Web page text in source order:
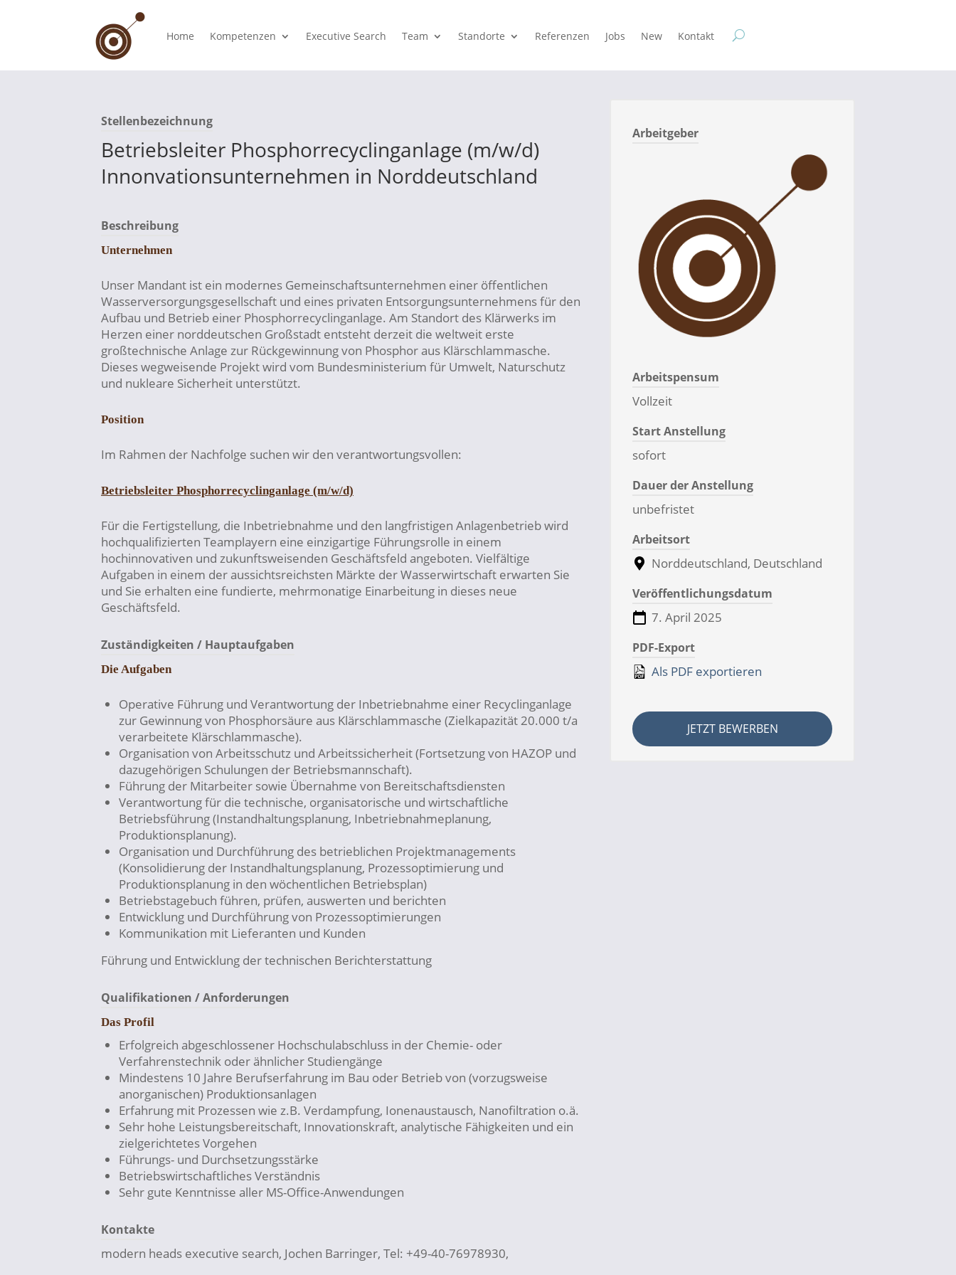
Home Kompetenzen Executive Search Team Standorte Referenzen Jobs New Kontakt
Stellenbezeichnung
Betriebsleiter Phosphorrecyclinganlage (m/w/d)
Innonvationsunternehmen in Norddeutschland
Beschreibung
Unternehmen
Unser Mandant ist ein modernes Gemeinschaftsunternehmen einer öffentlichen
Wasserversorgungsgesellschaft und eines privaten Entsorgungsunternehmens für den
Aufbau und Betrieb einer Phosphorrecyclinganlage. Am Standort des Klärwerks im
Herzen einer norddeutschen Großstadt entsteht derzeit die weltweit erste
großtechnische Anlage zur Rückgewinnung von Phosphor aus Klärschlammasche.
Dieses wegweisende Projekt wird vom Bundesministerium für Umwelt, Naturschutz
und nukleare Sicherheit unterstützt.
Position
Im Rahmen der Nachfolge suchen wir den verantwortungsvollen:
Betriebsleiter Phosphorrecyclinganlage (m/w/d)
Für die Fertigstellung, die Inbetriebnahme und den langfristigen Anlagenbetrieb wird
hochqualifizierten Teamplayern eine einzigartige Führungsrolle in einem
hochinnovativen und zukunftsweisenden Geschäftsfeld angeboten. Vielfältige
Aufgaben in einem der aussichtsreichsten Märkte der Wasserwirtschaft erwarten Sie
und Sie erhalten eine fundierte, mehrmonatige Einarbeitung in dieses neue
Geschäftsfeld.
Zuständigkeiten / Hauptaufgaben
Die Aufgaben
Operative Führung und Verantwortung der Inbetriebnahme einer Recyclinganlage
zur Gewinnung von Phosphorsäure aus Klärschlammasche (Zielkapazität 20.000 t/a
verarbeitete Klärschlammasche).
Organisation von Arbeitsschutz und Arbeitssicherheit (Fortsetzung von HAZOP und
dazugehörigen Schulungen der Betriebsmannschaft).
Führung der Mitarbeiter sowie Übernahme von Bereitschaftsdiensten
Verantwortung für die technische, organisatorische und wirtschaftliche
Betriebsführung (Instandhaltungsplanung, Inbetriebnahmeplanung,
Produktionsplanung).
Organisation und Durchführung des betrieblichen Projektmanagements
(Konsolidierung der Instandhaltungsplanung, Prozessoptimierung und
Produktionsplanung in den wöchentlichen Betriebsplan)
Betriebstagebuch führen, prüfen, auswerten und berichten
Entwicklung und Durchführung von Prozessoptimierungen
Kommunikation mit Lieferanten und Kunden
Führung und Entwicklung der technischen Berichterstattung
Qualifikationen / Anforderungen
Das Profil
Erfolgreich abgeschlossener Hochschulabschluss in der Chemie- oder
Verfahrenstechnik oder ähnlicher Studiengänge
Mindestens 10 Jahre Berufserfahrung im Bau oder Betrieb von (vorzugsweise
anorganischen) Produktionsanlagen
Erfahrung mit Prozessen wie z.B. Verdampfung, Ionenaustausch, Nanofiltration o.ä.
Sehr hohe Leistungsbereitschaft, Innovationskraft, analytische Fähigkeiten und ein
zielgerichtetes Vorgehen
Führungs- und Durchsetzungsstärke
Betriebswirtschaftliches Verständnis
Sehr gute Kenntnisse aller MS-Office-Anwendungen
Kontakte
modern heads executive search, Jochen Barringer, Tel: +49-40-76978930,
Arbeitgeber
Arbeitspensum
Vollzeit
Start Anstellung
sofort
Dauer der Anstellung
unbefristet
Arbeitsort
Norddeutschland, Deutschland
Veröffentlichungsdatum
7. April 2025
PDF-Export
Als PDF exportieren
JETZT BEWERBEN